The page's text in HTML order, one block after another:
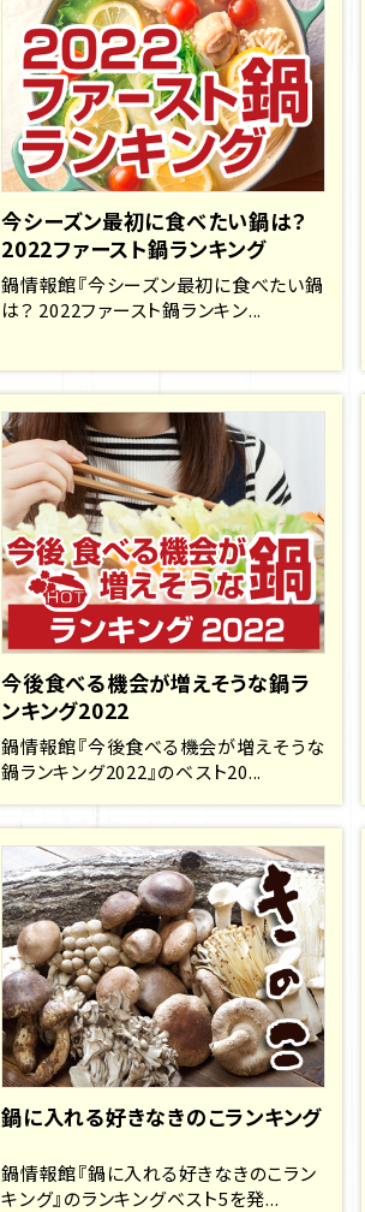
今シーズン最初に食べたい鍋は？
2022ファースト鍋ランキング
鍋情報館『今シーズン最初に食べたい鍋
は？ 2022ファースト鍋ランキン...
今後食べる機会が増えそうな鍋ラ
ンキング2022
鍋情報館『今後食べる機会が増えそうな
鍋ランキング2022』のベスト20...
鍋に入れる好きなきのこランキング
鍋情報館『鍋に入れる好きなきのこラン
キング』のランキングベスト5を発...